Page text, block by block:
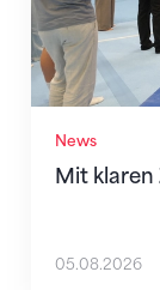
News
Mit klaren
05.08.2026